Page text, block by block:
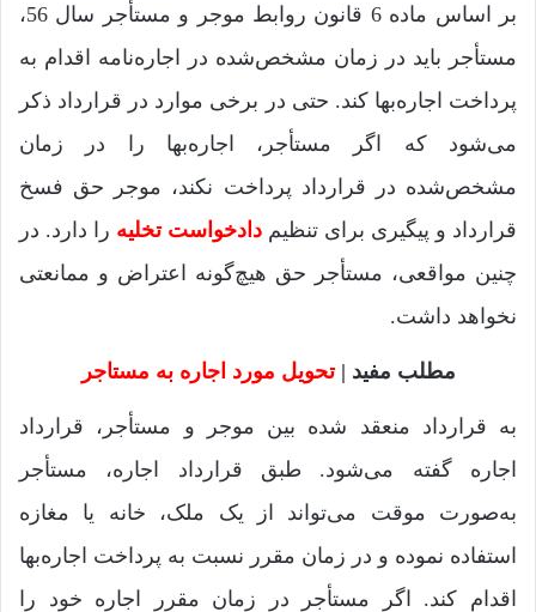
بر اساس ماده 6 قانون روابط موجر و مستأجر سال 56،
مستأجر باید در زمان مشخص‌شده در اجاره‌نامه اقدام به
پرداخت اجاره‌بها کند. حتی در برخی موارد در قرارداد ذکر
می‌شود که اگر مستأجر، اجاره‌بها را در زمان
مشخص‌شده در قرارداد پرداخت نکند، موجر حق فسخ
قرارداد و پیگیری برای تنظیم دادخواست تخلیه را دارد. در
چنین مواقعی، مستأجر حق هیچ‌گونه اعتراض و ممانعتی
نخواهد داشت.
مطلب مفید |تحویل مورد اجاره به مستاجر
به قرارداد منعقد شده بین موجر و مستأجر، قرارداد
اجاره گفته می‌شود. طبق قرارداد اجاره‌، مستأجر
به‌صورت موقت می‌تواند از یک ملک، خانه یا مغازه
استفاده نموده و در زمان مقرر نسبت به پرداخت اجاره‌بها
اقدام کند. اگر مستأجر در زمان مقرر اجاره خود را